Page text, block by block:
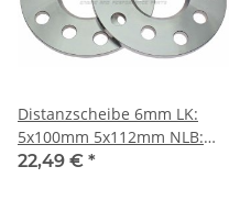
Distanzscheibe 6mm LK:
5x100mm 5x112mm NLB:
57,1mm
22,49 € *